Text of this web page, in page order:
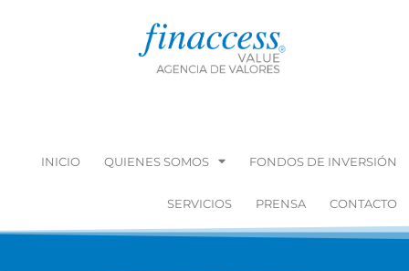
INICIO QUIENES SOMOS FONDOS DE INVERSIÓN
SERVICIOS PRENSA CONTACTO